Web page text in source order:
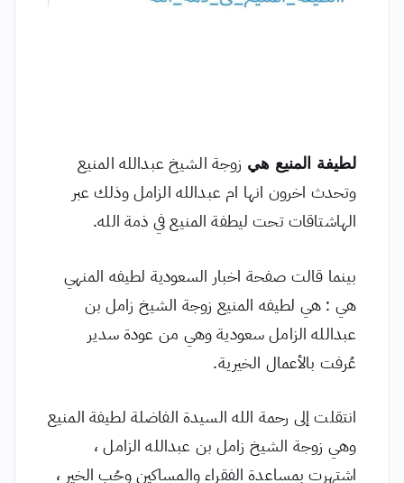
لطيفة المنيع هي زوجة الشيخ عبدالله المنيع
وتحدث اخرون انها ام عبدالله الزامل وذلك عبر
الهاشتاقات تحت ليطفة المنيع في ذمة الله.
بينما قالت صفحة اخبار السعودية لطيفه المنهي
هي : هي لطيفه المنيع زوجة الشيخ زامل بن
عبدالله الزامل سعودية وهي من عودة سدير
عُرفت بالأعمال الخيرية.
انتقلت إلى رحمة الله السيدة الفاضلة لطيفة المنيع
وهي زوجة الشيخ زامل بن عبدالله الزامل ،
اشتهرت بمساعدة الفقراء والمساكين وحُب الخير ،